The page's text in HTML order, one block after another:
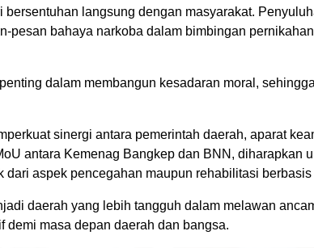
langsung dengan masyarakat.
pesan bahaya narkoba dalam bimbingan
dalam membangun kesadaran moral,
sinergi antara pemerintah daerah, aparat
antara Kemenag Bangkep dan BNN, diharapkan
aspek pencegahan maupun rehabilitasi
daerah yang lebih tangguh dalam melawan
demi masa depan daerah dan bangsa.